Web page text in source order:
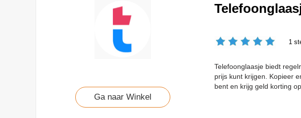
Ga naar Winkel
1
Telefoonglaasje biedt
prijs kunt krijgen. Kopieer
bent en krijg geld korting